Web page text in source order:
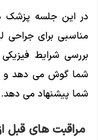
در این جلسه پزشک
مناسبی برای
بررسی شرایط
شما گوش می دهد و
شما پیشنهاد می دهد.
مراقبت های قبل